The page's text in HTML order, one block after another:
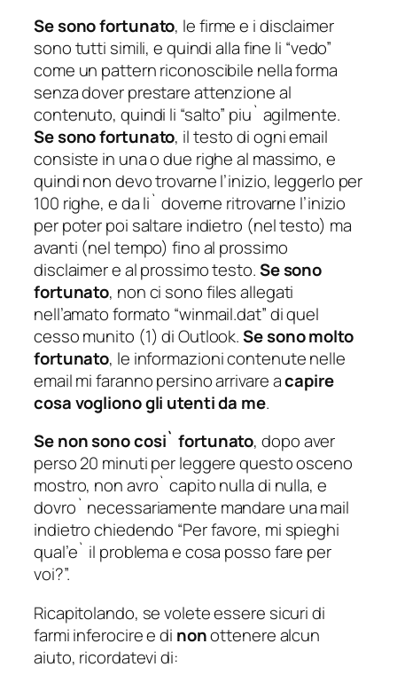
Se sono fortunato, le firme e i disclaimer
sono tutti simili, e quindi alla fine li “vedo”
come un pattern riconoscibile nella forma
senza dover prestare attenzione al
contenuto, quindi li “salto” piu` agilmente.
Se sono fortunato, il testo di ogni email
consiste in una o due righe al massimo, e
quindi non devo trovarne l’inizio, leggerlo per
100 righe, e da li` doverne ritrovarne l’inizio
per poter poi saltare indietro (nel testo) ma
avanti (nel tempo) fino al prossimo
disclaimer e al prossimo testo.Se sono
fortunato, non ci sono files allegati
nell’amato formato “winmail.dat” di quel
cesso munito (1) di Outlook.Se sono molto
fortunato, le informazioni contenute nelle
email mi faranno persino arrivare acapire
cosa vogliono gli utenti da me.
Se non sono cosi` fortunato, dopo aver
perso 20 minuti per leggere questo osceno
mostro, non avro` capito nulla di nulla, e
dovro` necessariamente mandare una mail
indietro chiedendo “Per favore, mi spieghi
qual’e` il problema e cosa posso fare per
voi?”.
Ricapitolando, se volete essere sicuri di
farmi inferocire e di nonottenere alcun
aiuto, ricordatevi di: